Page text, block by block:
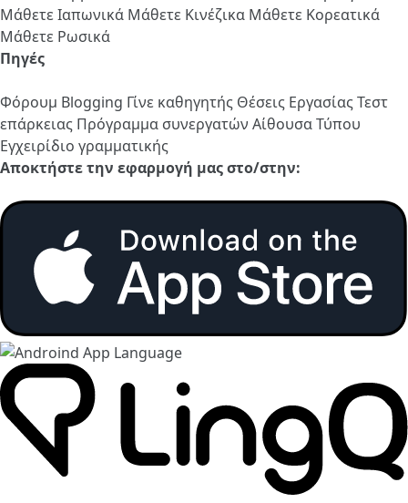
Μάθετε Ιαπωνικά Μάθετε Κινέζικα Μάθετε Κορεατικά
Μάθετε Ρωσικά
Πηγές
Φόρουμ Blogging Γίνε καθηγητής Θέσεις ΕργασίαςΤεστ
επάρκειας Πρόγραμμα συνεργατών Αίθουσα Τύπου
Εγχειρίδιο γραμματικής
Αποκτήστε την εφαρμογή μας στο/στην: